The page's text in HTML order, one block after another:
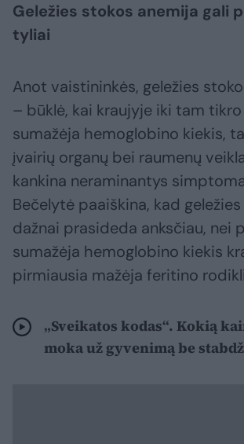
Geležies stokos anemija gali
tyliai
Anot vaistininkės, geležies
– būklė, kai kraujyje iki tam
sumažėja hemoglobino kiekis,
įvairių organų bei raumenų
kankina neraminantys
Bečelytė paaiškina, kad
dažnai prasideda anksčiau, nei
sumažėja hemoglobino kiekis
pirmiausia mažėja feritino
„Sveikatos kodas“. Kokią
moka už gyvenimą be